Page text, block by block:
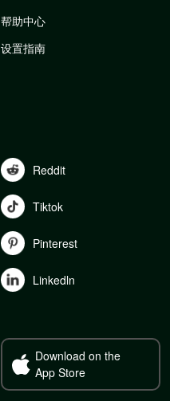
帮助中心
设置指南
Reddit
Tiktok
Pinterest
Linkedln
Download on the
App Store